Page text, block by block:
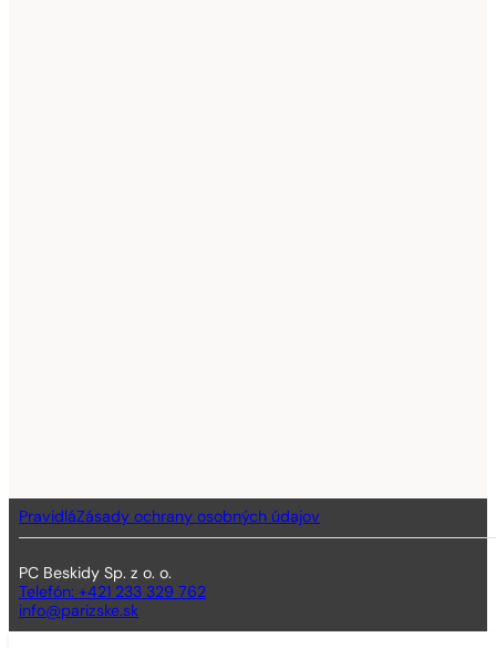
PravidláZásady ochrany osobných údajov
PC Beskidy Sp. z o. o.
Telefón: +421 233 329 762
info@parizske.sk